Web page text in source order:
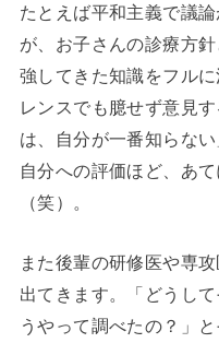
たとえば平和主義で議
が、お子さんの診療方
強してきた知識をフル
レンスでも臆せず意見
は、自分が一番知らな
自分への評価ほど、あ
（笑）。
また後輩の研修医や専
出てきます。「どうし
うやって調べたの？」と